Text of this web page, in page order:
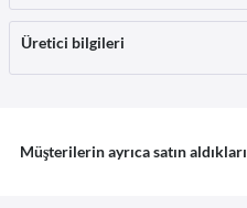
Üretici bilgileri
Müşterilerin ayrıca satın aldıkları